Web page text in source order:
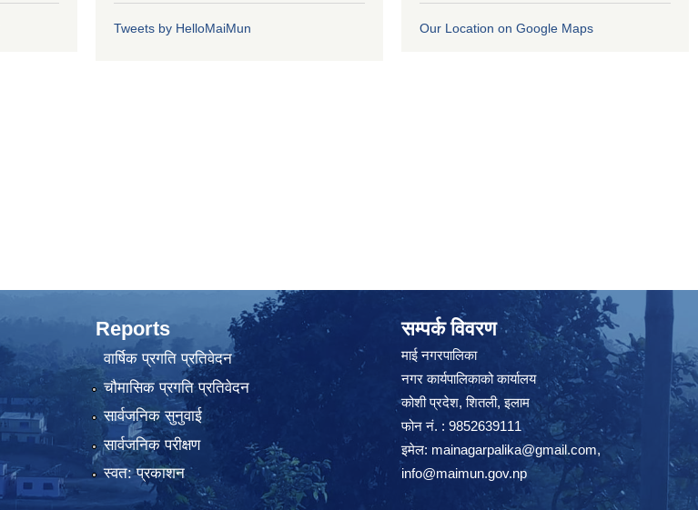
Tweets by HelloMaiMun Our Location on Google Maps
Reports
वार्षिक प्रगति प्रतिवेदन
चौमासिक प्रगति प्रतिवेदन
सार्वजनिक सुनुवाई
सार्वजनिक परीक्षण
स्वत: प्रकाशन
सम्पर्क विवरण
माई नगरपालिका
नगर कार्यपालिकाको कार्यालय
कोशी प्रदेश, शितली, इलाम
फोन नं. : 9852639111
इमेल: mainagarpalika@gmail.com,
info@maimun.gov.np